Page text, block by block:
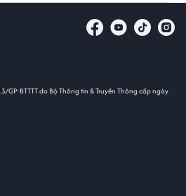
GP-BTTTT do Bộ Thông tin & Truyền Thông cấp ngày